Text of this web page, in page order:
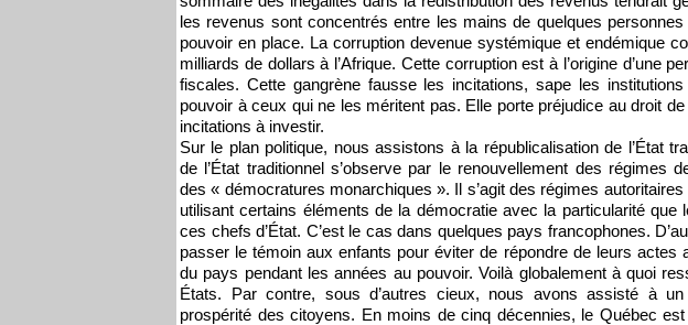
les revenus sont concentrés entre les mains de quelques
pouvoir en place. La corruption devenue systémique et endémique
milliards de dollars à l’Afrique. Cette corruption est à l’origine d’une
fiscales. Cette gangrène fausse les incitations, sape les
pouvoir à ceux qui ne les méritent pas. Elle porte préjudice au droit de
incitations à investir.
Sur le plan politique, nous assistons à la républicalisation de l’État
de l’État traditionnel s’observe par le renouvellement des régimes
des « démocratures monarchiques ». Il s’agit des régimes
utilisant certains éléments de la démocratie avec la particularité
ces chefs d’État. C’est le cas dans quelques pays francophones.
passer le témoin aux enfants pour éviter de répondre de leurs actes
du pays pendant les années au pouvoir. Voilà globalement à quoi
États. Par contre, sous d’autres cieux, nous avons assisté à
prospérité des citoyens. En moins de cinq décennies, le Québec